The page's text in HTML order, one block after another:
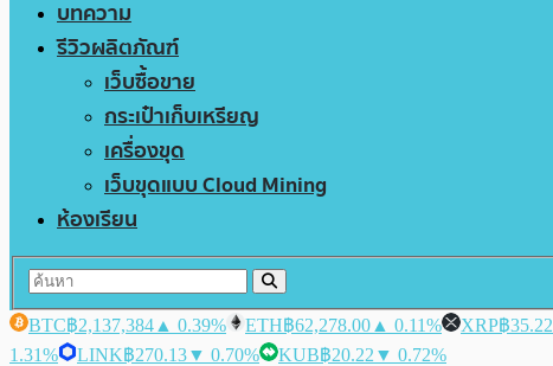
บทความ
รีวิวผลิตภัณฑ์
เว็บซื้อขาย
กระเป๋าเก็บเหรียญ
เครื่องขุด
เว็บขุดแบบ Cloud Mining
ห้องเรียน
BTC฿2,137,384 ▲ 0.39% ETH฿62,278.00 ▲ 0.11% XRP฿35.22
1.31%
LINK฿270.13▼ 0.70% KUB฿20.22 ▼ 0.72%